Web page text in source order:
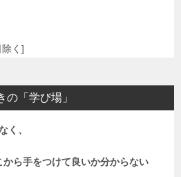
く]
「学び場」
く、
ら手をつけて良いか分からない